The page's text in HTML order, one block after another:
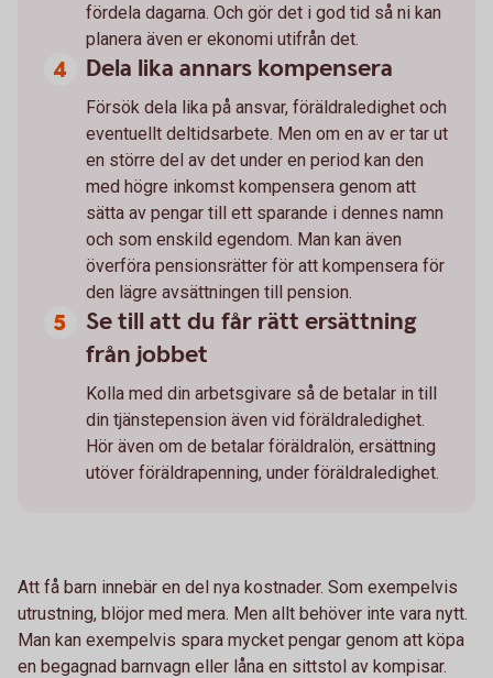
fördela dagarna. Och gör det i god tid så ni kan
planera även er ekonomi utifrån det.
Dela lika annars kompensera
Försök dela lika på ansvar, föräldraledighet och
eventuellt deltidsarbete. Men om en av er tar ut
en större del av det under en period kan den
med högre inkomst kompensera genom att
sätta av pengar till ett sparande i dennes namn
och som enskild egendom. Man kan även
överföra pensionsrätter för att kompensera för
den lägre avsättningen till pension.
Se till att du får rätt ersättning
från jobbet
Kolla med din arbetsgivare så de betalar in till
din tjänstepension även vid föräldraledighet.
Hör även om de betalar föräldralön, ersättning
utöver föräldrapenning, under föräldraledighet.
Att få barn innebär en del nya kostnader. Som exempelvis
utrustning, blöjor med mera. Men allt behöver inte vara nytt.
Man kan exempelvis spara mycket pengar genom att köpa
en begagnad barnvagn eller låna en sittstol av kompisar.